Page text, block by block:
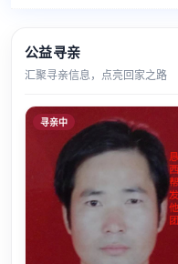
公益寻亲
汇聚寻亲信息，点亮回家之路
寻亲中